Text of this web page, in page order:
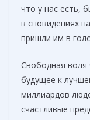
что у нас есть,
в сновидениях
пришли им в
Свободная воля
будущее к
миллиардов
счастливые